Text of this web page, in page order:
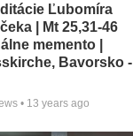
Ľubomíra
| Mt 25,31-46
memento |
Bavorsko -
• 13 years ago